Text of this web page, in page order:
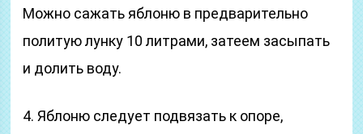
Можно сажать яблоню в предварительно
политую лунку 10 литрами, затеем засыпать
и долить воду.
4. Яблоню следует подвязать к опоре,